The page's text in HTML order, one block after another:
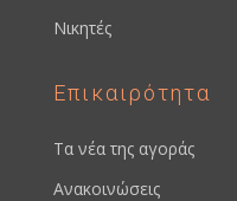
Νικητές
Επικαιρότητα
Τα νέα της αγοράς
Ανακοινώσεις